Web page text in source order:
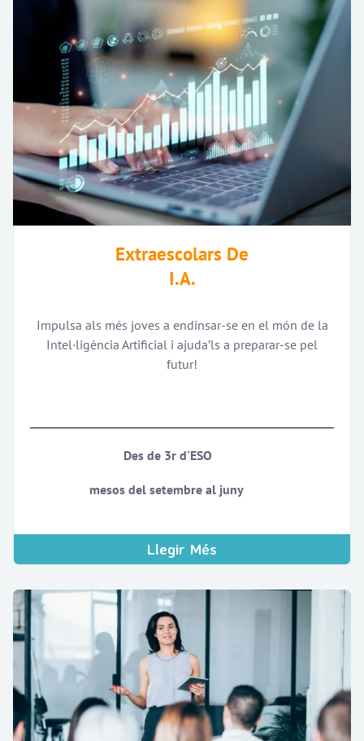
Extraescolars De
I.A.
Impulsa als més joves a endinsar-se en el món de la
Intel·ligència Artificial i ajuda’ls a preparar-se pel
futur!
Des de 3r d'ESO
mesos del setembre al juny
Llegir Més